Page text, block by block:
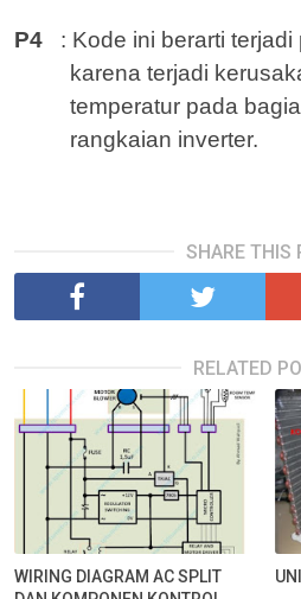
P4
: Kode ini berarti
karena terjadi
temperatur pada
rangkaian inverter.
SHARE THIS
RELATED
WIRING DIAGRAM AC SPLIT